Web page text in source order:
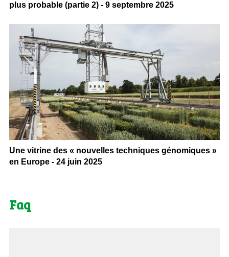
plus probable (partie 2) - 9 septembre 2025
Une vitrine des « nouvelles techniques génomiques »
en Europe - 24 juin 2025
Faq